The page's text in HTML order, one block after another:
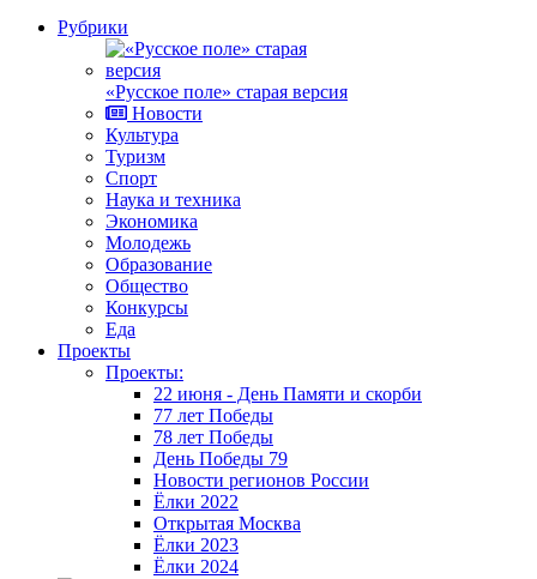
Рубрики
«Русское поле» старая версия
Новости
Культура
Туризм
Спорт
Наука и техника
Экономика
Молодежь
Образование
Общество
Конкурсы
Еда
Проекты
Проекты:
22 июня - День Памяти и скорби
77 лет Победы
78 лет Победы
День Победы 79
Новости регионов России
Ёлки 2022
Открытая Москва
Ёлки 2023
Ёлки 2024